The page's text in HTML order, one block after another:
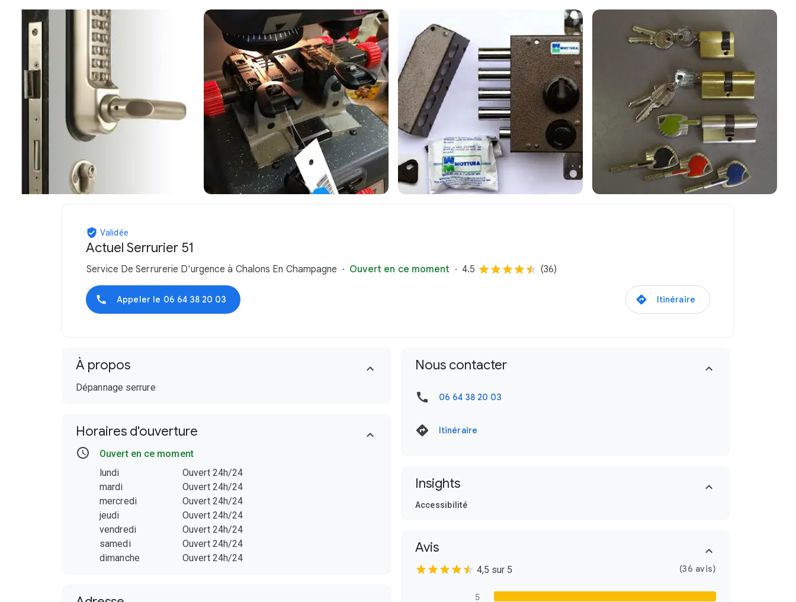
Validée
Actuel Serrurier 51
Service De Serrurerie D'urgence à Chalons En Champagne Ouvert en ce moment 4.5 (36)
Appeler le 06 64 38 20 03 Itinéraire
À propos
Dépannage serrure
Horaires d'ouverture
Ouvert en ce moment
lundi
Ouvert 24h/24
mardi
Ouvert 24h/24
mercredi
Ouvert 24h/24
jeudi
Ouvert 24h/24
vendredi
Ouvert 24h/24
samedi
Ouvert 24h/24
dimanche
Ouvert 24h/24
Nous contacter
06 64 38 20 03
Itinéraire
Insights
Accessibilité
Avis
4,5 sur 5 (36 avis)
5